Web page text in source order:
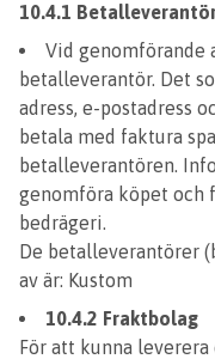
10.4.1
Vid genomförande
betalleverantör. Det
adress, e-postadress
betala med faktura
betalleverantören.
genomföra köpet och
bedrägeri.
De betalleverantörer
av är: Kustom
10.4.2 Fraktbolag
För att kunna